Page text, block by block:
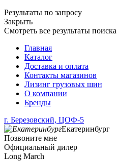
Результаты по запросу
Закрыть
Смотреть все результаты поиска
Главная
Каталог
Доставка и оплата
Контакты магазинов
Лизинг грузовых шин
О компании
Бренды
г. Березовский, ЦОФ-5
Екатеринбург
Позвоните мне
Официальный дилер
Long March